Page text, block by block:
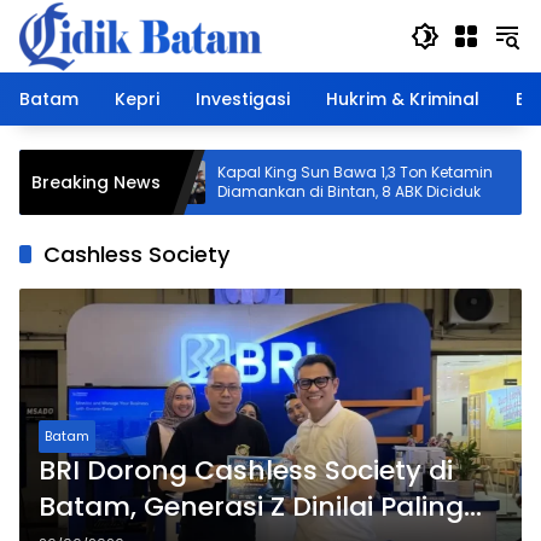
Langsung
konten
Batam
Kepri Investigasi Hukrim & Kriminal
Breaking News
3.0
Terkait
Kapal King Sun Bawa 1,3 Ton Ketamin
Diamankan di Bintan, 8 ABK Diciduk
Cashless Society
Batam
BRI Dorong Cashless Society di
Batam, Generasi Z Dinilai Paling